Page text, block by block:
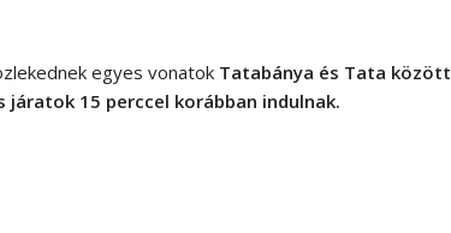
egyes vonatok Tatabánya és Tata között
járatok 15 perccel korábban indulnak.